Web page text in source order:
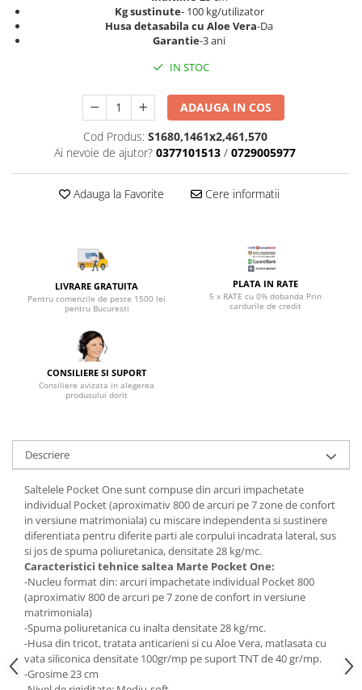
Top saltele 10 cm
Top saltele memory 5 cm
Top saltele MemoHR 6.5 cm
Saltele cu plasa de arcuri
Saltele cu spuma
Scaune manager
Mobilier bucatarie
Seturi mese si scaune bucatarie
Suporturi si rafturi pantofi
Seturi mobilier hol
Stender haine
Suport pentru umerase
Mobilier gradinita
Mese gradinita
Scaune gradinita
Mobilier copii
Mobila camera copii
Scaune birou pentru copii
Saltele patuturi copii
Paturi copii
Masa si scaune gradinita
Seturi comode living si dormitor
Kg sustinute- 100 kg/utilizator
Husa detasabila cu Aloe Vera-Da
Garantie-3 ani
IN STOC
ADAUGA IN COS
Cod Produs: S1680,1461x2,461,570
Ai nevoie de ajutor? 0377101513 / 0729005977
Adauga la Favorite Cere informatii
LIVRARE GRATUITA
Pentru comenzile de peste 1500 lei
pentru Bucuresti
PLATA IN RATE
5 x RATE cu 0% dobanda Prin
cardurile de credit
CONSILIERE SI SUPORT
Consiliere avizata in alegerea
produsului dorit
Descriere
Saltelele Pocket One sunt compuse din arcuri impachetate
individual Pocket (aproximativ 800 de arcuri pe 7 zone de confort
in versiune matrimoniala) cu miscare independenta si sustinere
diferentiata pentru diferite parti ale corpului incadrata lateral, sus
si jos de spuma poliuretanica, densitate 28 kg/mc.
Caracteristici tehnice saltea Marte Pocket One:
-Nucleu format din: arcuri impachetate individual Pocket 800
(aproximativ 800 de arcuri pe 7 zone de confort in versiune
matrimoniala)
-Spuma poliuretanica cu inalta densitate 28 kg/mc.
-Husa din tricot, tratata anticarieni si cu Aloe Vera, matlasata cu
vata siliconica densitate 100gr/mp pe suport TNT de 40 gr/mp.
-Grosime 23 cm